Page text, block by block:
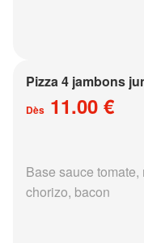
Pizza 4 jambons
Dès 11.00 €
Base sauce
chorizo, bacon